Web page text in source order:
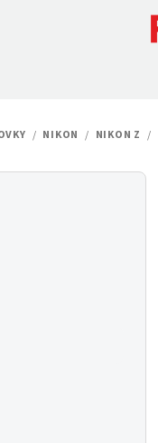
/ NIKON / NIKON Z /